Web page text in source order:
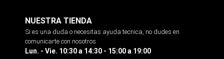
NUESTRA TIENDA
Si es una duda o necesitas ayuda tecnica, no dudes en
comunicarte con nosotros
Lun. - Vie. 10:30 a 14:30 - 15:00 a 19:00